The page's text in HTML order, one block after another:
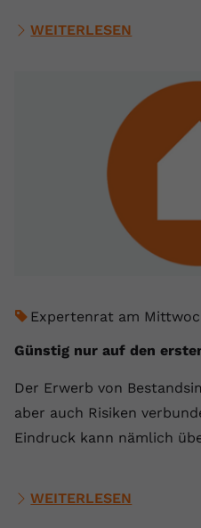
WEITERLESEN
Expertenrat am
Günstig nur auf den
Der Erwerb von
aber auch Risiken
Eindruck kann nämlich
WEITERLESEN